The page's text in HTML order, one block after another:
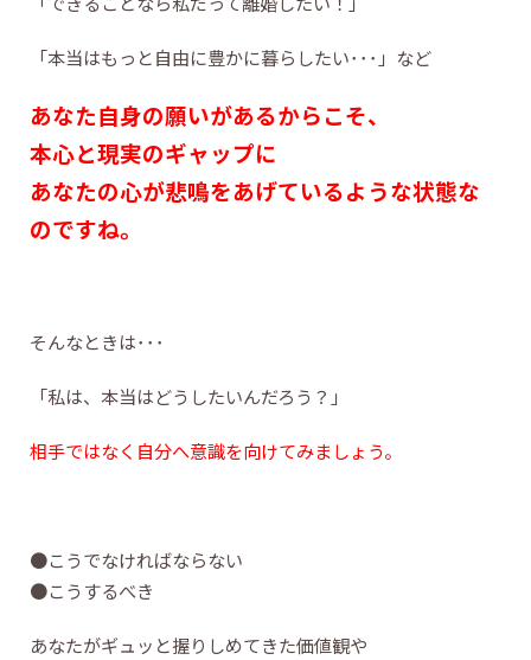
「本当はもっと自由に豊かに暮らしたい･･･」など
あなた自身の願いがあるからこそ、
本心と現実のギャップに
あなたの心が悲鳴をあげているような状態な
のですね。
そんなときは･･･
「私は、本当はどうしたいんだろう？」
相手ではなく自分へ意識を向けてみましょう。
●こうでなければならない
●こうするべき
あなたがギュッと握りしめてきた価値観や